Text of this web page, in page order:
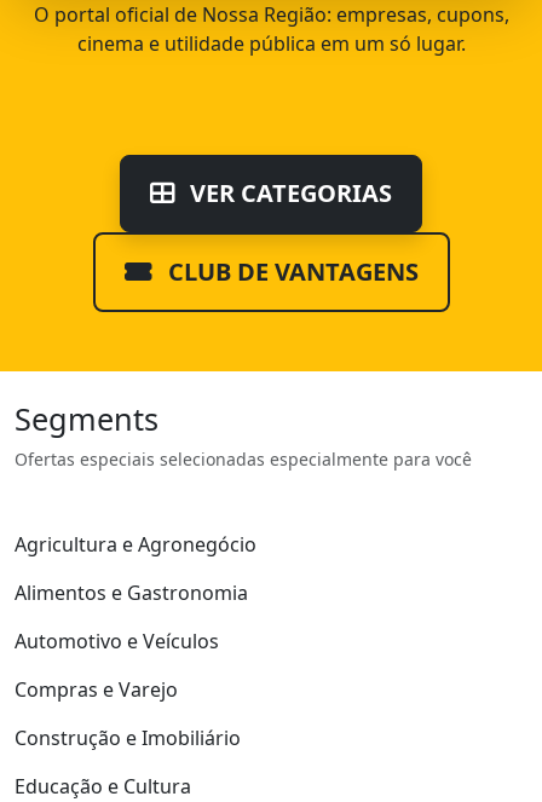
O portal oficial de Nossa Região: empresas, cupons,
cinema e utilidade pública em um só lugar.
VER CATEGORIAS
CLUB DE VANTAGENS
Segments
Ofertas especiais selecionadas especialmente para você
Agricultura e Agronegócio
Alimentos e Gastronomia
Automotivo e Veículos
Compras e Varejo
Construção e Imobiliário
Educação e Cultura